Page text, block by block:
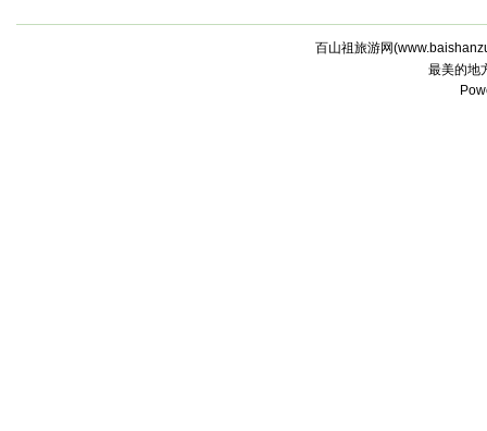
百山祖旅游网(
最美的地